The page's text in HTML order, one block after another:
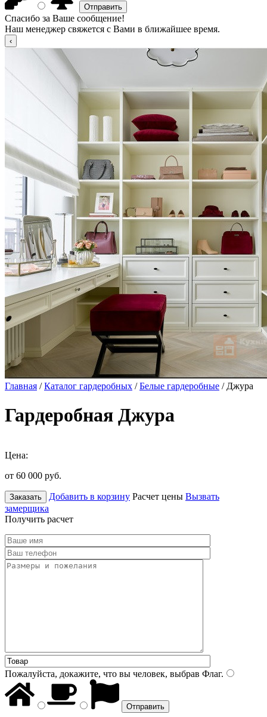
Спасибо за Ваше сообщение!
Наш менеджер свяжется с Вами в ближайшее время.
Главная /Каталог гардеробных /Белые гардеробные / Джура
Гардеробная Джура
Цена:
от 60 000 руб.
Заказать Добавить в корзину Расчет цены Вызвать
замерщика
Получить расчет
Пожалуйста, докажите, что вы человек, выбрав Флаг.